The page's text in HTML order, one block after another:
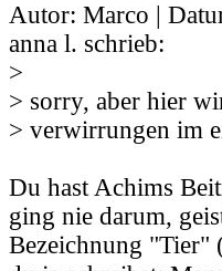
Autor: Marco |
anna l. schrieb:
>
> sorry, aber hier
> verwirrungen im
Du hast Achims
ging nie darum,
Bezeichnung "Tier"